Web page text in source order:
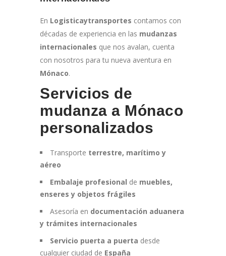
En Logisticaytransportes contamos con
décadas de experiencia en las mudanzas
internacionales que nos avalan, cuenta
con nosotros para tu nueva aventura en
Mónaco.
Servicios de
mudanza a Mónaco
personalizados
Transporte terrestre, marítimo y
aéreo
Embalaje profesional de muebles,
enseres y objetos frágiles
Asesoría en documentación aduanera
y trámites internacionales
Servicio puerta a puerta desde
cualquier ciudad de España